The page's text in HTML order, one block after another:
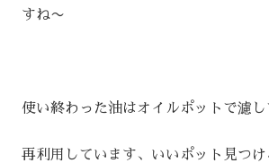
すね〜
使い終わった油はオイルポットで濾し
再利用しています、いいポット見つけ